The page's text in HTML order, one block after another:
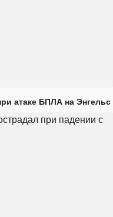
атаке БПЛА на Энгельс